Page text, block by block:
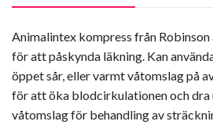
Animalintex kompress från
för att påskynda läkning. Kan
öppet sår, eller varmt våtomslag på
för att öka blodcirkulationen och
våtomslag för behandling av